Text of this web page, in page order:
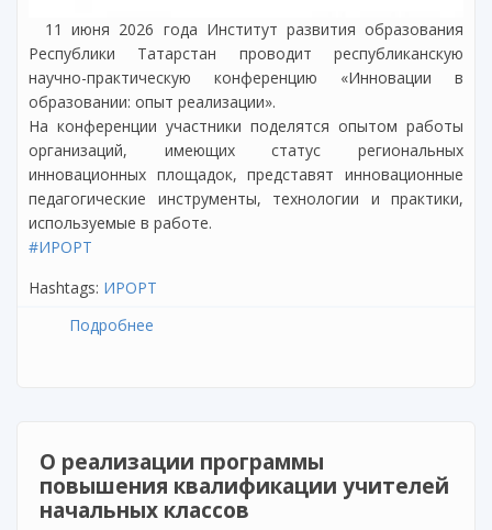
11 июня 2026 года Институт развития образования
Республики Татарстан проводит республиканскую
научно-практическую конференцию «Инновации в
образовании: опыт реализации».
На конференции участники поделятся опытом работы
организаций, имеющих статус региональных
инновационных площадок, представят инновационные
педагогические инструменты, технологии и практики,
используемые в работе.
#ИРОРТ
Hashtags: ИРОРТ
Подробнее
О реализации программы
повышения квалификации учителей
начальных классов